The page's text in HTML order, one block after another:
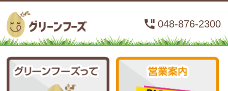
048-876-2300